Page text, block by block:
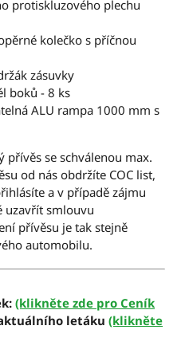
protiskluzového plechu
kolečko s příčnou
zásuvky
boků - 8 ks
ALU rampa 1000 mm s
přívěs se schválenou max.
od nás obdržíte COC list,
a v případě zájmu
uzavřít smlouvu
přívěsu je tak stejně
automobilu.
(klikněte zde pro Ceník
letáku (klikněte